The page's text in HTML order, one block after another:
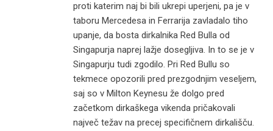
proti katerim naj bi bili ukrepi uperjeni, pa je v
taboru Mercedesa in Ferrarija zavladalo tiho
upanje, da bosta dirkalnika Red Bulla od
Singapurja naprej lažje dosegljiva. In to se je v
Singapurju tudi zgodilo. Pri Red Bullu so
tekmece opozorili pred prezgodnjim veseljem,
saj so v Milton Keynesu že dolgo pred
začetkom dirkaškega vikenda pričakovali
največ težav na precej specifičnem dirkališču.